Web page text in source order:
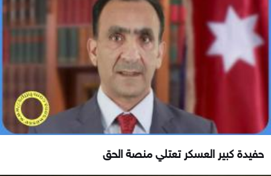
حفيدة كبير العسكر تعتلي منصة الحق